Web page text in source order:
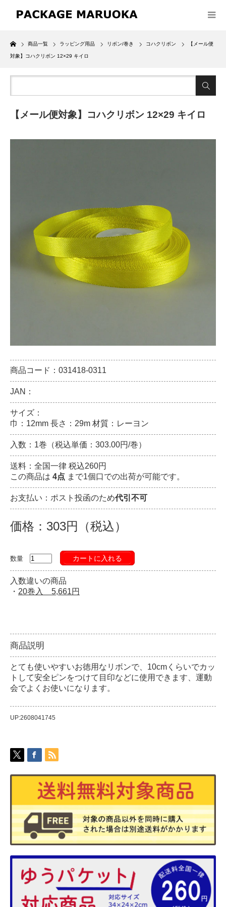
Home
商品一覧 ラッピング用品 リボン/巻き コハクリボン 【メール便
対象】コハクリボン 12×29 キイロ
【メール便対象】コハクリボン 12×29 キイロ
商品コード：031418-0311
JAN：
サイズ：
巾：12mm 長さ：29m 材質：レーヨン
入数：1巻（税込単価：303.00円/巻）
送料：全国一律 税込260円
この商品は 4点 まで1個口での出荷が可能です。
お支払い：ポスト投函のため代引不可
価格：303円（税込）
数量 カートに入れる
入数違いの商品
・ 20巻入 5,661円
商品説明
とても使いやすいお徳用なリボンで、10cmくらいでカッ
トして安全ピンをつけて目印などに使用できます、運動
会でよくお使いになります。
UP:2608041745